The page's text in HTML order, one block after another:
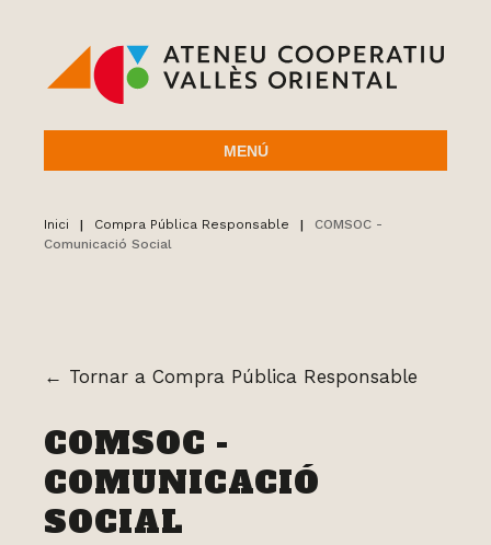
MENÚ
Inici | Compra Pública Responsable |
COMSOC -
Comunicació Social
← Tornar a Compra Pública Responsable
COMSOC -
COMUNICACIÓ
SOCIAL